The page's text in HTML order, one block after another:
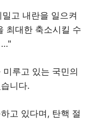
고 내란을 일으켜
최대한 축소시킬 수
…"
루고 있는 국민의
니다.
고 있다며, 탄핵 절